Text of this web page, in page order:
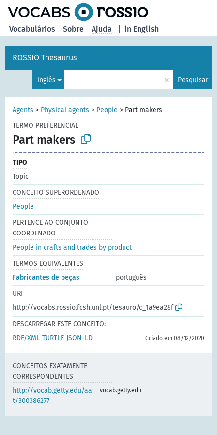
in English
Vocabulários Sobre Ajuda
ROSSIO Thesaurus
inglês × Pesquisar
Agents > Physical agents > People > Part makers
TERMO PREFERENCIAL
Part makers
TIPO
Topic
CONCEITO SUPERORDENADO
People
PERTENCE AO CONJUNTO
COORDENADO
People in crafts and trades by product
TERMOS EQUIVALENTES
Fabricantes de peças
português
URI
http://vocabs.rossio.fcsh.unl.pt/tesauro/c_1a9ea28f
DESCARREGAR ESTE CONCEITO:
RDF/XML TURTLE JSON-LD Criado em 08/12/2020
CONCEITOS EXATAMENTE
CORRESPONDENTES
http://vocab.getty.edu/aa
t/300386277
vocab.getty.edu